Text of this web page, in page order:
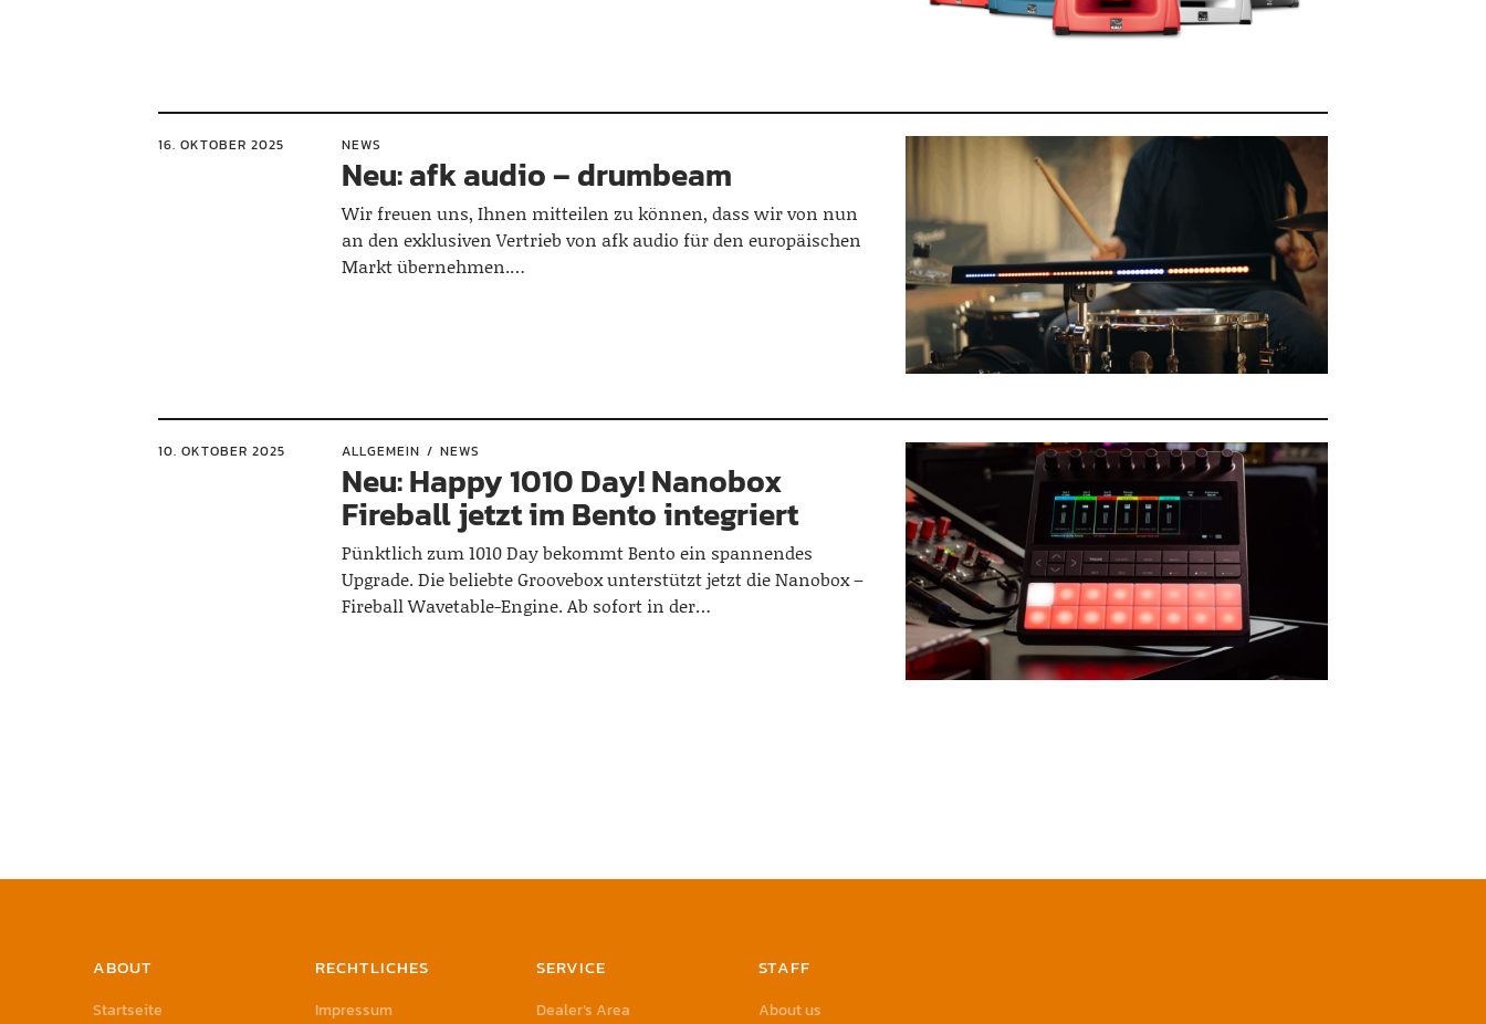
16. OKTOBER 2025 NEWS
Neu: afk audio – drumbeam
Wir freuen uns, Ihnen mitteilen zu können, dass wir von nun
an den exklusiven Vertrieb von afk audio für den europäischen
Markt übernehmen.…
10. OKTOBER 2025 ALLGEMEIN NEWS
Neu: Happy 1010 Day! Nanobox
Fireball jetzt im Bento integriert
Pünktlich zum 1010 Day bekommt Bento ein spannendes
Upgrade. Die beliebte Groovebox unterstützt jetzt die Nanobox –
Fireball Wavetable-Engine. Ab sofort in der…
ABOUT
Startseite
RECHTLICHES
Impressum
SERVICE
Dealer’s Area
STAFF
About us